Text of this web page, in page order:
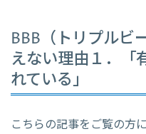
BBB（トリプルビ
えない理由１．「
れている」
こちらの記事をご覧の方